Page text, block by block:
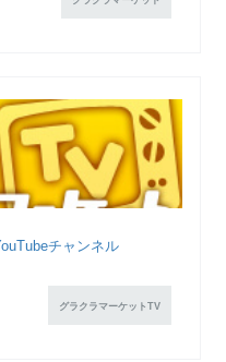
チャンネル
グラクラマーケットTV